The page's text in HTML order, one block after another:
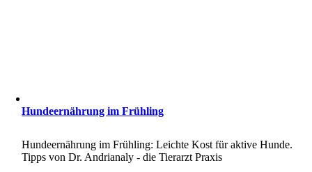
Hundeernährung im Frühling
Hundeernährung im Frühling: Leichte Kost für aktive Hunde.
Tipps von Dr. Andrianaly - die Tierarzt Praxis